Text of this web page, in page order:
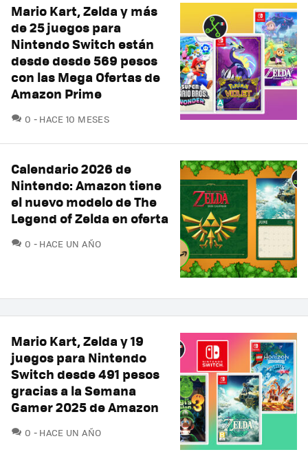
Mario Kart, Zelda y más
de 25 juegos para
Nintendo Switch están
desde desde 569 pesos
con las Mega Ofertas de
Amazon Prime
0 COMENTARIOS
HACE 10 MESES
Calendario 2026 de
Nintendo: Amazon tiene
el nuevo modelo de The
Legend of Zelda en oferta
0 COMENTARIOS
HACE UN AÑO
Mario Kart, Zelda y 19
juegos para Nintendo
Switch desde 491 pesos
gracias a la Semana
Gamer 2025 de Amazon
0 COMENTARIOS
HACE UN AÑO